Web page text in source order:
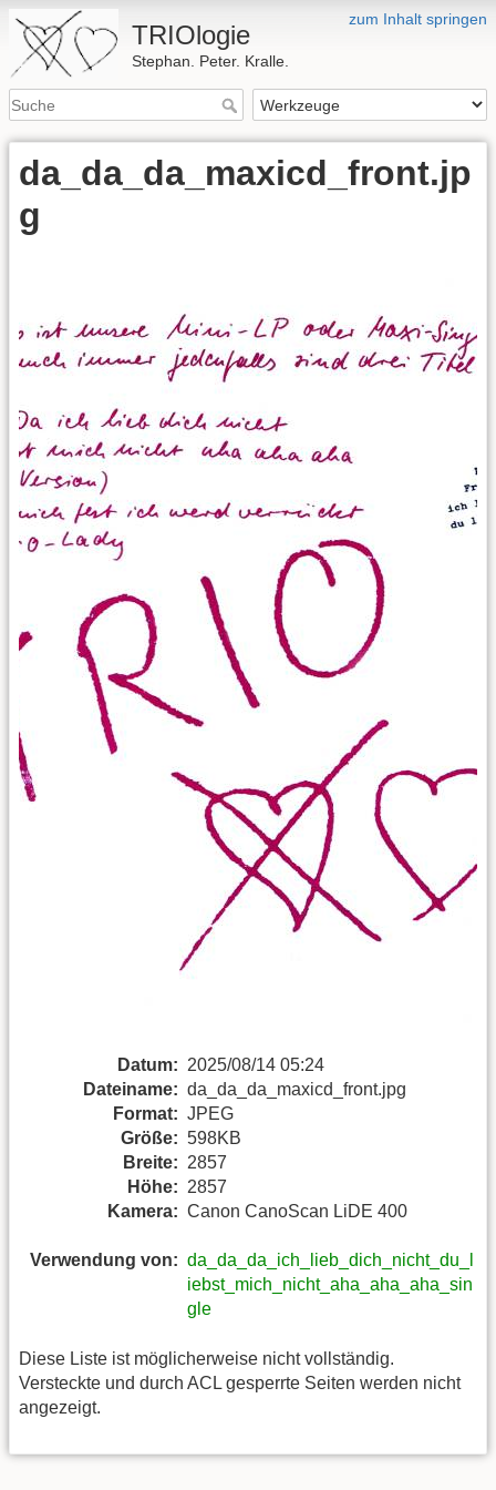
zum Inhalt springen
TRIOlogie
Stephan. Peter. Kralle.
da_da_da_maxicd_front.jp
g
Datum: 2025/08/14 05:24
Dateiname: da_da_da_maxicd_front.jpg
Format: JPEG
Größe: 598KB
Breite: 2857
Höhe: 2857
Kamera: Canon CanoScan LiDE 400
Verwendung von: da_da_da_ich_lieb_dich_nicht_du_l
iebst_mich_nicht_aha_aha_aha_sin
gle
Diese Liste ist möglicherweise nicht vollständig.
Versteckte und durch ACL gesperrte Seiten werden nicht
angezeigt.